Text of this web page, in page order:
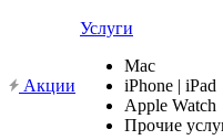
Акции
Услуги
Mac
iPhone | iPad
Apple Watch
Прочие